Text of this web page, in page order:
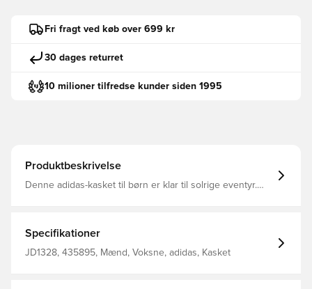
Fri fragt ved køb over 699 kr
30 dages returret
10 milioner tilfredse kunder siden 1995
Produktbeskrivelse
Denne adidas-kasket til børn er klar til solrige eventyr.
den, de vil have på, hver gang de skal ud ad døren.
Onesize 100 % bomuld Trykknaplukning bagpå
Specifikationer
JD1328, 435895, Mænd, Voksne, adidas, Kasket